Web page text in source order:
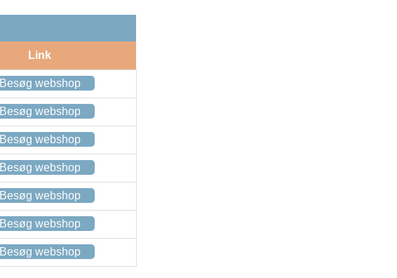
Link
Besøg webshop
Besøg webshop
Besøg webshop
Besøg webshop
Besøg webshop
Besøg webshop
Besøg webshop